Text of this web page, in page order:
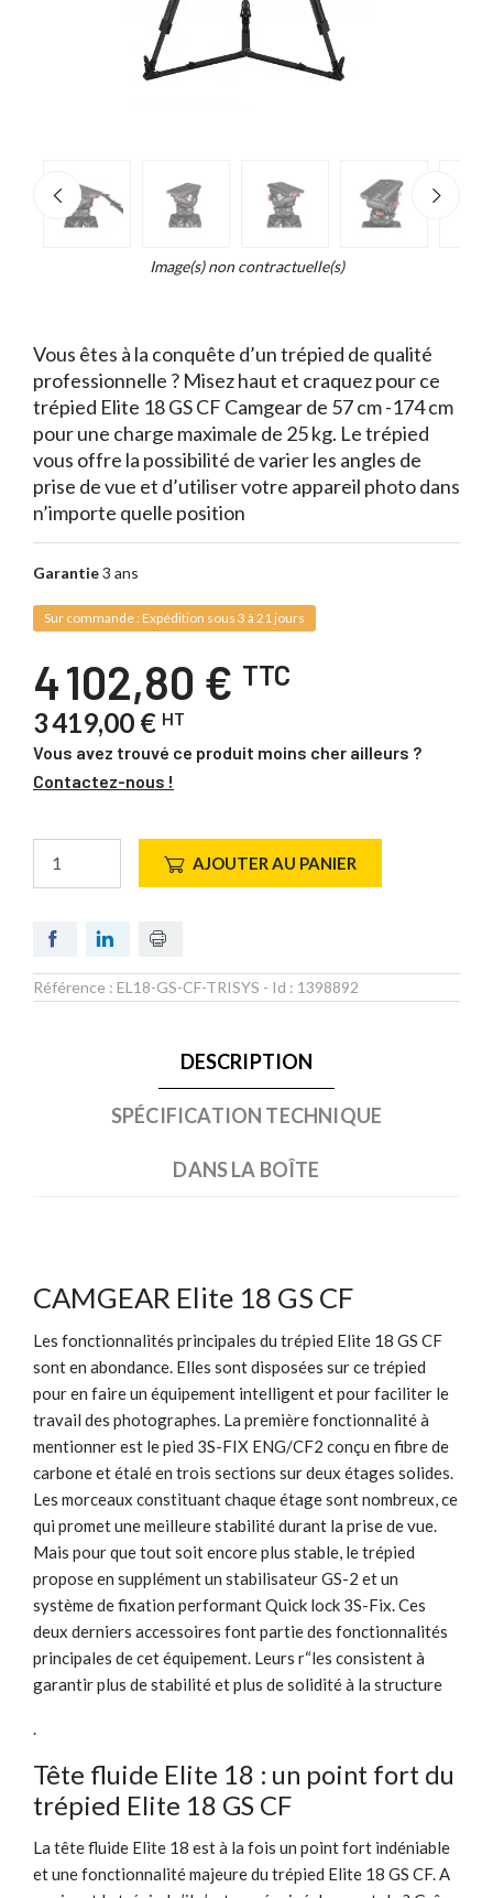
Image(s) non contractuelle(s)
Vous êtes à la conquête d’un trépied de qualité
professionnelle ? Misez haut et craquez pour ce
trépied Elite 18 GS CF Camgear de 57 cm -174 cm
pour une charge maximale de 25 kg. Le trépied
vous offre la possibilité de varier les angles de
prise de vue et d’utiliser votre appareil photo dans
n’importe quelle position
Garantie3 ans
Sur commande : Expédition sous 3 à 21 jours
4 102,80 € TTC
3 419,00 € HT
Vous avez trouvé ce produit moins cher ailleurs ?
Contactez-nous !
AJOUTER AU PANIER
Référence : EL18-GS-CF-TRISYS - Id : 1398892
DESCRIPTION
SPÉCIFICATION TECHNIQUE
DANS LA BOÎTE
CAMGEAR Elite 18 GS CF
Les fonctionnalités principales du trépied Elite 18 GS CF
sont en abondance. Elles sont disposées sur ce trépied
pour en faire un équipement intelligent et pour faciliter le
travail des photographes. La première fonctionnalité à
mentionner est le pied 3S-FIX ENG/CF2 conçu en fibre de
carbone et étalé en trois sections sur deux étages solides.
Les morceaux constituant chaque étage sont nombreux, ce
qui promet une meilleure stabilité durant la prise de vue.
Mais pour que tout soit encore plus stable, le trépied
propose en supplément un stabilisateur GS-2 et un
système de fixation performant Quick lock 3S-Fix. Ces
deux derniers accessoires font partie des fonctionnalités
principales de cet équipement. Leurs r“les consistent à
garantir plus de stabilité et plus de solidité à la structure
Tête fluide Elite 18 : un point fort du
trépied Elite 18 GS CF
La tête fluide Elite 18 est à la fois un point fort indéniable
et une fonctionnalité majeure du trépied Elite 18 GS CF. A